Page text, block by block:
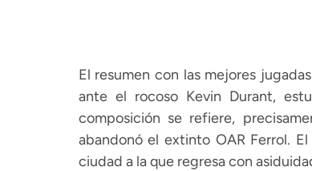
El resumen con las mejores
ante el rocoso Kevin Durant,
composición se refiere,
abandonó el extinto OAR Ferrol.
ciudad a la que regresa con